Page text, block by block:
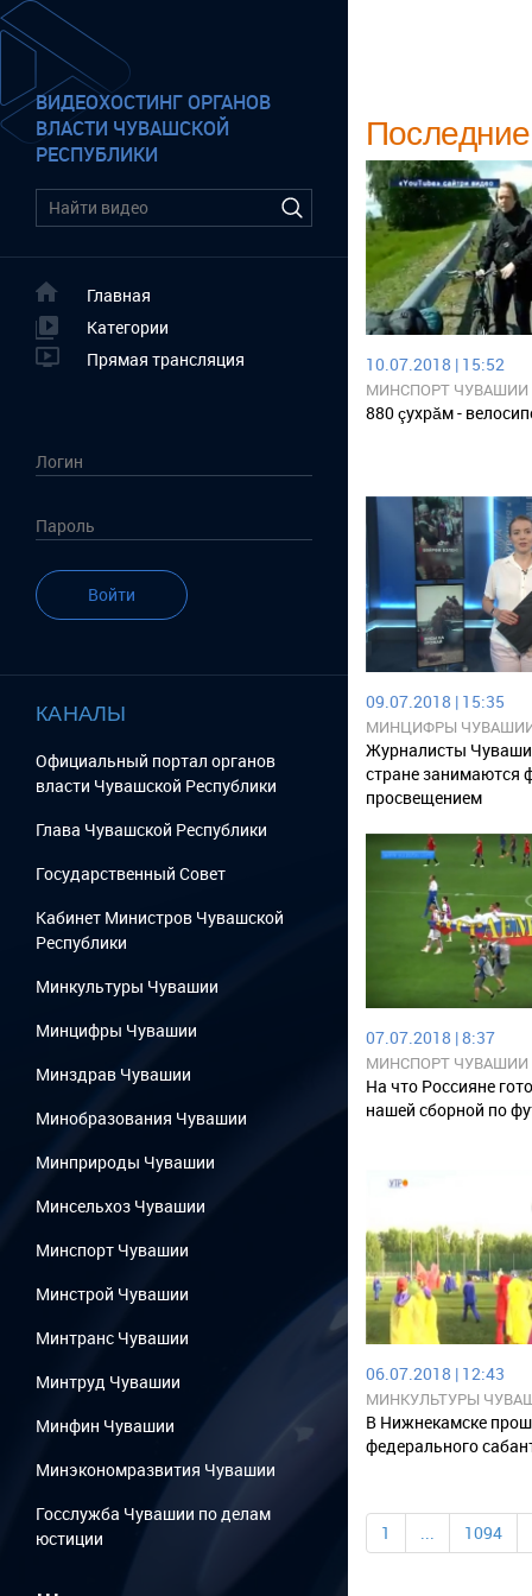
ВИДЕОХОСТИНГ ОРГАНОВ
ВЛАСТИ ЧУВАШСКОЙ
РЕСПУБЛИКИ
Главная
Категории
Прямая трансляция
Войти
КАНАЛЫ
Официальный портал органов
власти Чувашской Республики
Глава Чувашской Республики
Государственный Cовет
Кабинет Министров Чувашской
Республики
Минкультуры Чувашии
Минцифры Чувашии
Минздрав Чувашии
Минобразования Чувашии
Минприроды Чувашии
Минсельхоз Чувашии
Минспорт Чувашии
Минстрой Чувашии
Минтранс Чувашии
Минтруд Чувашии
Минфин Чувашии
Минэкономразвития Чувашии
Госслужба Чувашии по делам
юстиции
...
10.07.2018 | 15:52
МИНСПОРТ ЧУВАШИИ
880 çухрăм -
09.07.2018 | 15:35
МИНЦИФРЫ
Журналисты
стране занимаются
просвещением
07.07.2018 | 8:37
МИНСПОРТ ЧУВАШИИ
На что Россияне
нашей сборной по
06.07.2018 | 12:43
МИНКУЛЬТУРЫ
В Нижнекамске
федерального
1 ... 1094